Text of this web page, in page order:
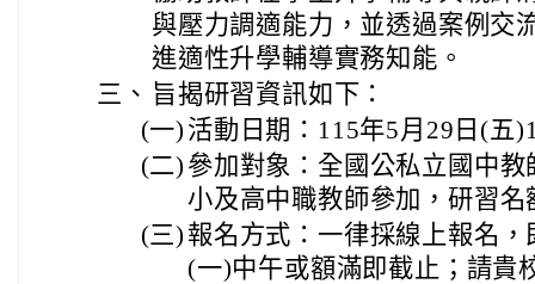
與壓力調適能力，並透過案例交
進適性升學輔導實務知能。
三、 旨揭研習資訊如下：
(一) 活動日期：115年5月29日(五
(二) 參加對象：全國公私立國中
小及高中職教師參加，研習名
(三) 報名方式：一律採線上報名
(一)中午或額滿即截止；請貴